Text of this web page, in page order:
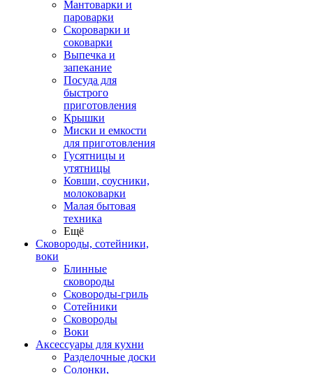
Мантоварки и
пароварки
Скороварки и
соковарки
Выпечка и
запекание
Посуда для
быстрого
приготовления
Крышки
Миски и емкости
для приготовления
Гусятницы и
утятницы
Ковши, соусники,
молоковарки
Малая бытовая
техника
Ещё
Сковороды, сотейники,
воки
Блинные
сковороды
Сковороды-гриль
Сотейники
Сковороды
Воки
Аксессуары для кухни
Разделочные доски
Солонки,